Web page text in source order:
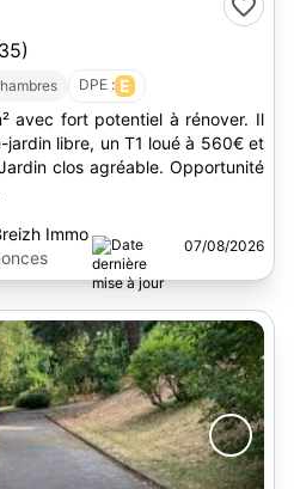
DPE : E
avec fort potentiel à rénover. Il
libre, un T1 loué à 560€ et
clos agréable. Opportunité
Immo
07/08/2026